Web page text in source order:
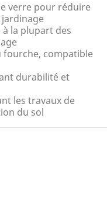
verre pour réduire
la plupart des
fourche, compatible
durabilité et
les travaux de
du sol